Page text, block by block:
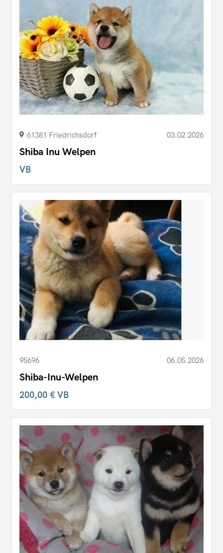
61381 Friedrichsdorf 03.02.2026
Shiba Inu Welpen
VB
95696 06.05.2026
Shiba-Inu-Welpen
200,00 €VB